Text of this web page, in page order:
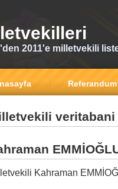
2011'e milletvekili
Referandum
veritabani
Kahraman